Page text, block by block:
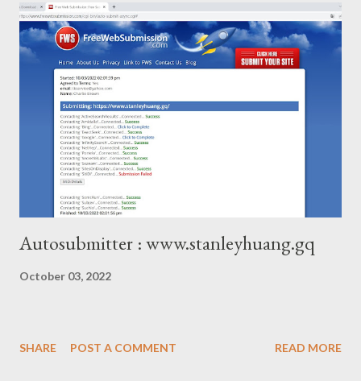
Autosubmitter : www.stanleyhuang.gq
October 03, 2022
SHARE POST A COMMENT READ MORE